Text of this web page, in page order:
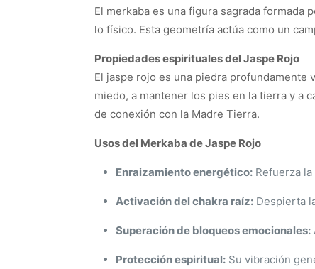
El merkaba es una figura sagrada
lo físico. Esta geometría actúa como un
Propiedades espirituales del Jaspe Rojo
El jaspe rojo es una piedra profundamente
miedo, a mantener los pies en la tierra y a
de conexión con la Madre Tierra.
Usos del Merkaba de Jaspe Rojo
Enraizamiento energético: Refuerza
Activación del chakra raíz: Despierta
Superación de bloqueos emocionales:
Protección espiritual: Su vibración